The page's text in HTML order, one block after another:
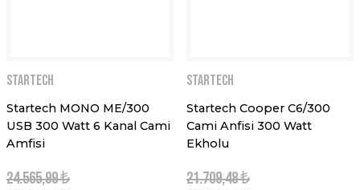
STARTECH
Startech MONO ME/300
USB 300 Watt 6 Kanal Cami
Amfisi
24.565,99 ₺
STARTECH
Startech Cooper C6/300
Cami Anfisi 300 Watt
Ekholu
21.709,48 ₺